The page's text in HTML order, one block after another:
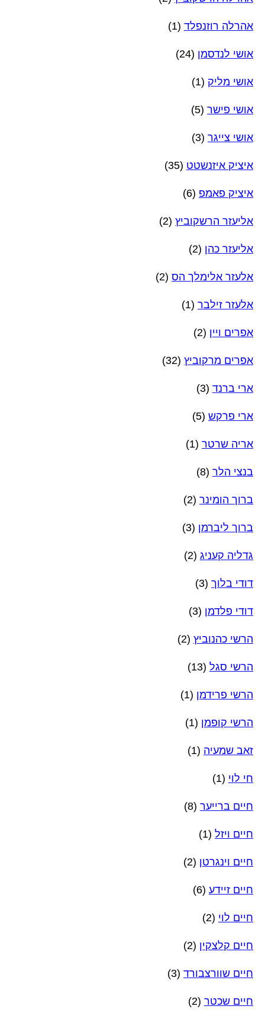
אהרלה רוזנפלד (1)
אושי לנדסמן (24)
אושי מליק (1)
אושי פישר (5)
אושי צייגר (3)
איציק איזנשטט (35)
איציק פאמפ (6)
אליעזר הרשקוביץ (2)
אליעזר כהן (2)
אלעזר אלימלך הס (2)
אלעזר זילבר (1)
אפרים ויין (2)
אפרים מרקוביץ (32)
ארי ברנד (3)
ארי פרקש (5)
אריה שרטר (1)
בנצי הלר (8)
ברוך הומינר (2)
ברוך ליברמן (3)
גדליה קעניג (2)
דודי בלוך (3)
דודי פלדמן (3)
הרשי כהנוביץ (2)
הרשי סגל (13)
הרשי פרידמן (1)
הרשי קופמן (1)
זאב שמעיה (1)
חי לוי (1)
חיים ברייער (8)
חיים ויזל (1)
חיים וינגרטן (2)
חיים זיידע (6)
חיים לוי (2)
חיים קלצקין (2)
חיים שוורצבורד (3)
חיים שכטר (2)